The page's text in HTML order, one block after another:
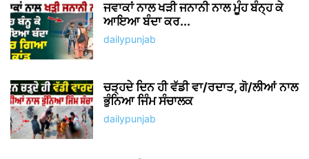
ਜਵਾਕਾਂ ਨਾਲ ਖੜੀ ਜਨਾਨੀ ਨਾਲ ਮੂੰਹ ਬੰਨ੍ਹ ਕੇ
ਆਇਆ ਬੰਦਾ ਕਰ...
dailypunjab
ਚੜ੍ਹਦੇ ਦਿਨ ਹੀ ਵੱਡੀ ਵਾ/ਰਦਾਤ, ਗੋ/ਲੀਆਂ ਨਾਲ
ਭੁੰਨਿਆ ਜਿੰਮ ਸੰਚਾਲਕ
dailypunjab